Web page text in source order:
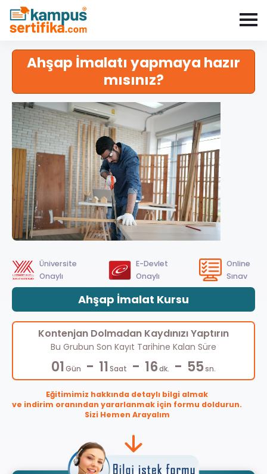
Ahşap İmalatı yapmaya hazır
mısınız?
Üniversite
Onaylı
E-Devlet
Onaylı
Online
Sınav
Ahşap İmalat Kursu
Kontenjan Dolmadan Kaydınızı Yaptırın
Bu Grubun Son Kayıt Tarihine Kalan Süre
01 Gün - 11 Saat - 16dk. - 55sn.
Eğitimimiz hakkında detaylı bilgi almak
ve indirim oranından yararlanmak için formu doldurun.
Sizi Hemen Arayalım